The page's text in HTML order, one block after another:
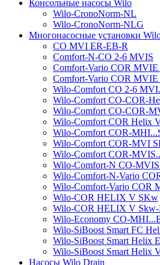
Консольные насосы Wilo
Wilo-CronoNorm-NL
Wilo-CronoNorm-NLG
Многонасосные установки
CO MVI ER-EB-R
Comfort-N-CO 2-6 MVIS
Comfort-Vario COR MVIE
Comfort-Vario COR
Wilo-Comfort CO 2-6
Wilo-Comfort CO-COR-
Wilo-Comfort CO-COR-
Wilo-Comfort COR Helix
Wilo-Comfort COR-
Wilo-Comfort COR-MVI
Wilo-Comfort COR-
Wilo-Comfort-N CO-
Wilo-Comfort-N-Vario
Wilo-Comfort-Vario COR
Wilo-COR HELIX V SKw
Wilo-COR HELIX V Skw-
Wilo-Economy CO-
Wilo-SiBoost Smart FC
Wilo-SiBoost Smart Helix
Wilo-SiBoost Smart Helix
Насосы Wilo Drain